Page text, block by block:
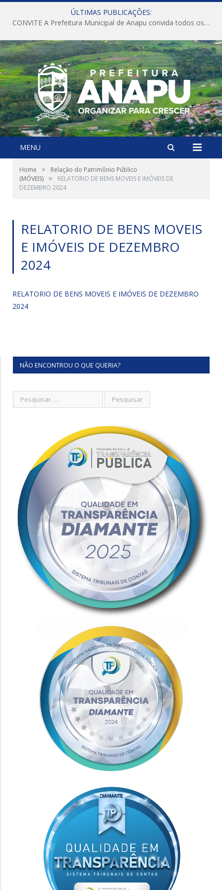
ÚLTIMAS PUBLICAÇÕES:
CONVITE A Prefeitura Municipal de Anapu convida todos os servidores públicos municipais para participarem da Audiência Pública de discussão da Lei de Diretrizes Orçamentárias (LDO), importante instrumento de planejamento das ações e investimentos da Administração Pública para o próximo exercício financeiro.
MENU
Home »
Relação do Patrimônio Público
(MÓVEIS) »
RELATORIO DE BENS MOVEIS E IMÓVEIS DE
DEZEMBRO 2024
RELATORIO DE BENS MOVEIS
E IMÓVEIS DE DEZEMBRO
2024
RELATORIO DE BENS MOVEIS E IMÓVEIS DE DEZEMBRO
2024
NÃO ENCONTROU O QUE QUERIA?